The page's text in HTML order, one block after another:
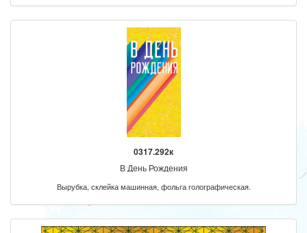
0317.292к
В День Рождения
Вырубка, склейка машинная, фольга голографическая.